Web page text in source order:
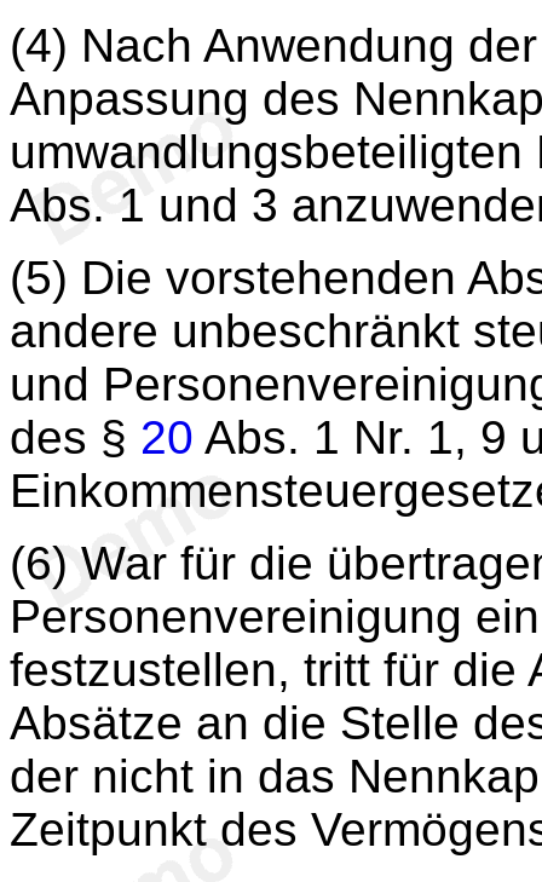
(4) Nach Anwendung
Anpassung des
Abs. 1 und 3
(5) Die vorstehenden
andere unbeschränkt
und
des § 20 Abs. 1 Nr. 1, 9
(6) War für die
Personenvereinigung
festzustellen, tritt für die
Absätze an die Stelle
der nicht in das
Zeitpunkt des